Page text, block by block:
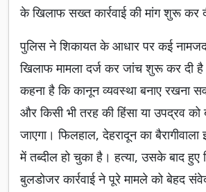
के खिलाफ सख्त कार्रवाई की मांग शुरू कर
पुलिस ने शिकायत के आधार पर कई
खिलाफ मामला दर्ज कर जांच शुरू कर दी
कहना है कि कानून व्यवस्था बनाए रखना
और किसी भी तरह की हिंसा या उपद्रव को
जाएगा। फिलहाल, देहरादून का
में तब्दील हो चुका है। हत्या, उसके बाद हुए
बुलडोजर कार्रवाई ने पूरे मामले को बेहद